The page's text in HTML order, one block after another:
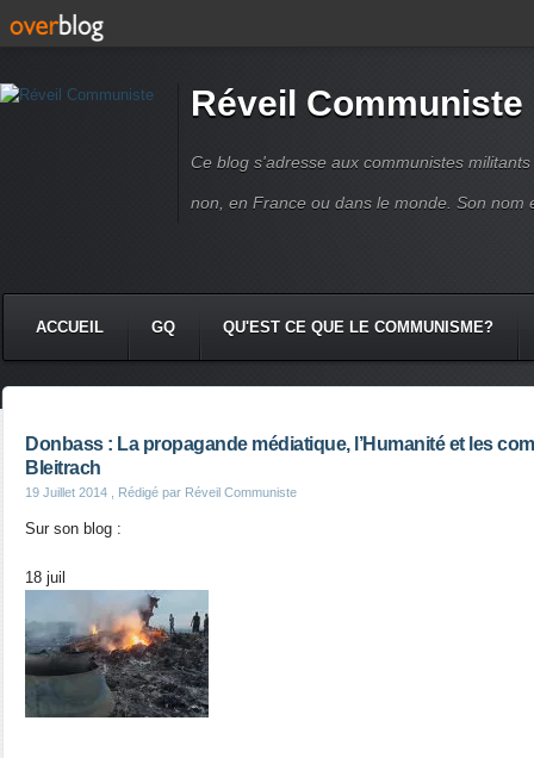
Réveil Communiste
Ce blog s'adresse aux communistes
non, en France ou dans le monde. Son nom
ACCUEIL GQ QU'EST CE QUE LE COMMUNISME?
Donbass : La propagande médiatique, l’Humanité et les
Bleitrach
19 Juillet 2014 , Rédigé par Réveil Communiste
Sur son blog :
18 juil